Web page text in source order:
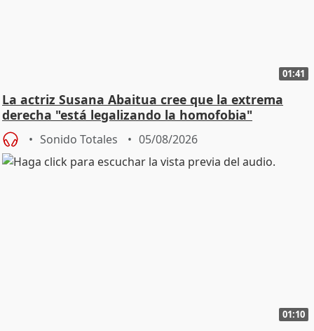
01:41
La actriz Susana Abaitua cree que la extrema
derecha "está legalizando la homofobia"
Sonido Totales 05/08/2026
01:10